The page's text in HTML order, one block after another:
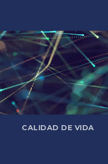
CALIDAD DE VIDA